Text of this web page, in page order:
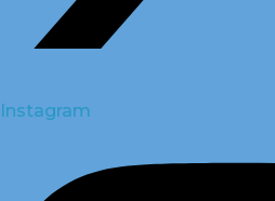
Instagram